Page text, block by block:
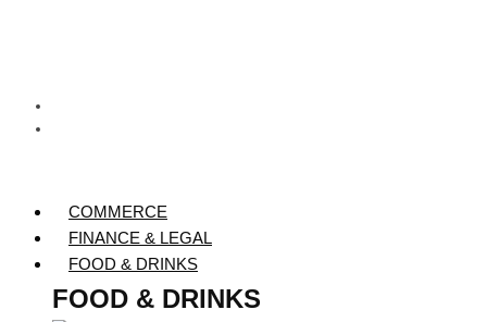
COMMERCE
FINANCE & LEGAL
FOOD & DRINKS
FOOD & DRINKS